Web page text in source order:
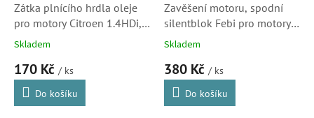
Zátka plnícího hrdla oleje
pro motory Citroen 1.4HDi,
1.6HDi, 2.0HDi a 2.2HDi
03642)
Skladem
170 Kč / ks
Do košíku
Zavěšení motoru, spodní
silentblok Febi pro motory
Citroen 1.1i, 1.4i, 1.6i,
(180684,180696, 28660)
Skladem
380 Kč / ks
Do košíku